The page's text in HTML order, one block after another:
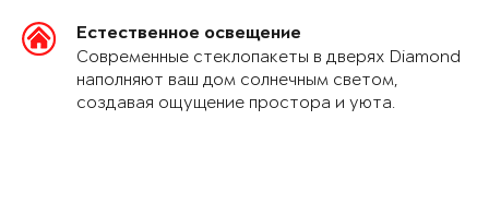
Естественное освещение
Современные стеклопакеты в дверях Diamond
наполняют ваш дом солнечным светом,
создавая ощущение простора и уюта.